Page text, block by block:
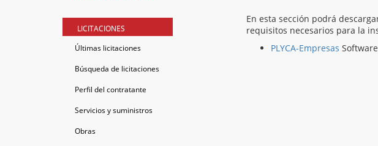
LICITACIONES
Últimas licitaciones
Búsqueda de licitaciones
Perfil del contratante
Servicios y suministros
Obras
En esta sección podrá
requisitos necesarios para la
PLYCA-Empresas